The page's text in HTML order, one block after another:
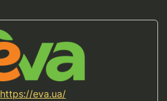
https://eva.ua/